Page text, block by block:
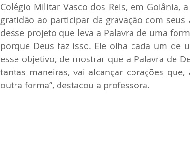
Colégio Militar Vasco dos Reis, em Goiânia,
gratidão ao participar da gravação com
desse projeto que leva a Palavra de uma
porque Deus faz isso. Ele olha cada um de
esse objetivo, de mostrar que a Palavra de
tantas maneiras, vai alcançar corações
outra forma”, destacou a professora.